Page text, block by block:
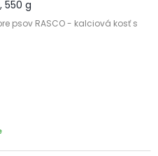
550 g
psov RASCO - kalciová kosť s